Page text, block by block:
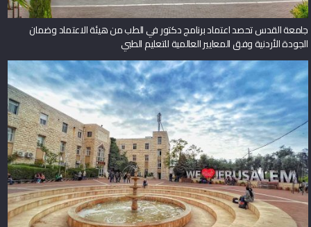
جامعة القدس تحصد اعتماد برنامج دكتور في الطب من هيئة الاعتماد وضمان
الجودة الأردنية وفق المعايير العالمية للتعليم الطبي